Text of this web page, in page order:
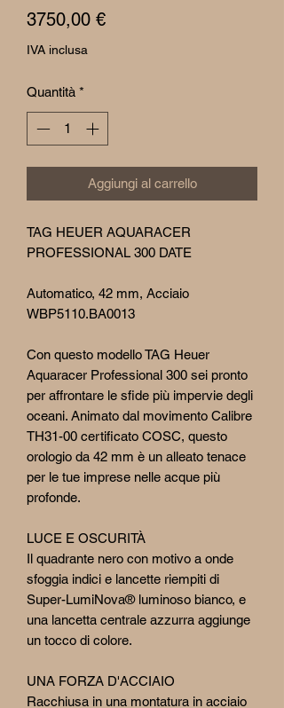
3750,00 €Prezzo
IVA inclusa
Quantità *
Aggiungi al carrello
TAG HEUER AQUARACER
PROFESSIONAL 300 DATE
Automatico, 42 mm, Acciaio
WBP5110.BA0013
Con questo modello TAG Heuer
Aquaracer Professional 300 sei pronto
per affrontare le sfide più impervie degli
oceani. Animato dal movimento Calibre
TH31-00 certificato COSC, questo
orologio da 42 mm è un alleato tenace
per le tue imprese nelle acque più
profonde.
LUCE E OSCURITÀ
Il quadrante nero con motivo a onde
sfoggia indici e lancette riempiti di
Super-LumiNova® luminoso bianco, e
una lancetta centrale azzurra aggiunge
un tocco di colore.
UNA FORZA D'ACCIAIO
Racchiusa in una montatura in acciaio